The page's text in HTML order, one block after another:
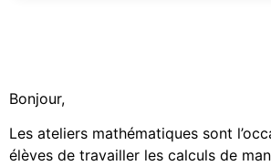
Bonjour,
Les ateliers mathématiques sont
élèves de travailler les calculs de